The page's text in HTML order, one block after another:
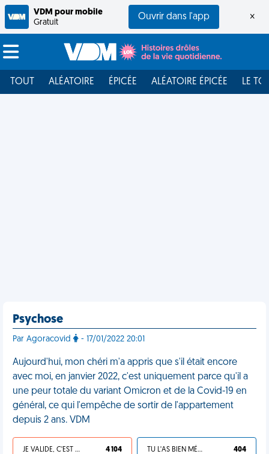
VDM pour mobile
Gratuit
Ouvrir dans l'app ×
TOUT ALÉATOIRE ÉPICÉE ALÉATOIRE ÉPICÉE LE
Psychose
Par Agoracovid - 17/01/2022 20:01
Aujourd'hui, mon chéri m'a appris que s'il était encore
avec moi, en janvier 2022, c'est uniquement parce qu'il a
une peur totale du variant Omicron et de la Covid-19 en
général, ce qui l'empêche de sortir de l'appartement
depuis 2 ans. VDM
JE VALIDE, C'EST UNE VDM 4 104 TU L'AS BIEN MÉRITÉ 404